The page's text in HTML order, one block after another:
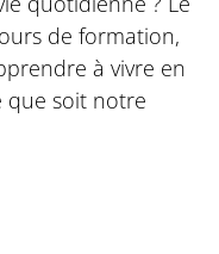
de formation,
à vivre en
que soit notre